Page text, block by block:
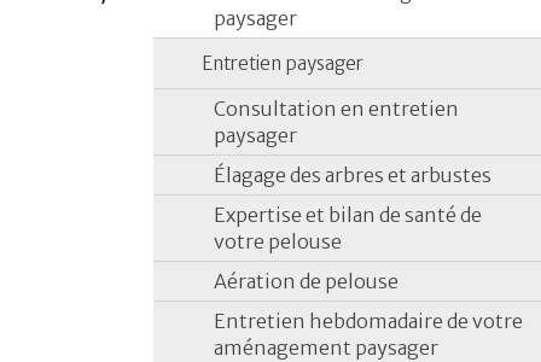
paysager
Entretien paysager
Consultation en entretien
paysager
Élagage des arbres et arbustes
Expertise et bilan de santé de
votre pelouse
Aération de pelouse
Entretien hebdomadaire de votre
aménagement paysager